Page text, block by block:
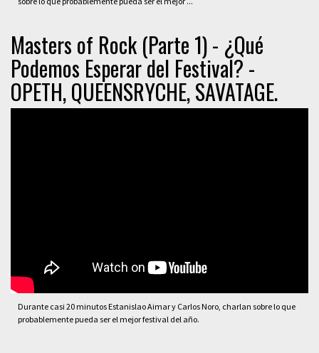
Masters of Rock (Parte 1) - ¿Qué
Podemos Esperar del Festival? -
OPETH, QUEENSRYCHE, SAVATAGE.
Durante casi 20 minutos Estanislao Aimar y Carlos Noro, charlan sobre lo que
probablemente pueda ser el mejor festival del año.